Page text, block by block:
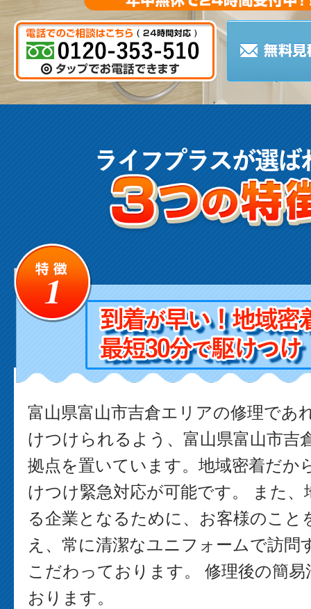
富山県富山市吉倉エリアの修理であ
けつけられるよう、富山県富山市吉
拠点を置いています。地域密着だか
けつけ緊急対応が可能です。 また、
る企業となるために、お客様のこと
え、常に清潔なユニフォームで訪問
こだわっております。 修理後の簡
おります。